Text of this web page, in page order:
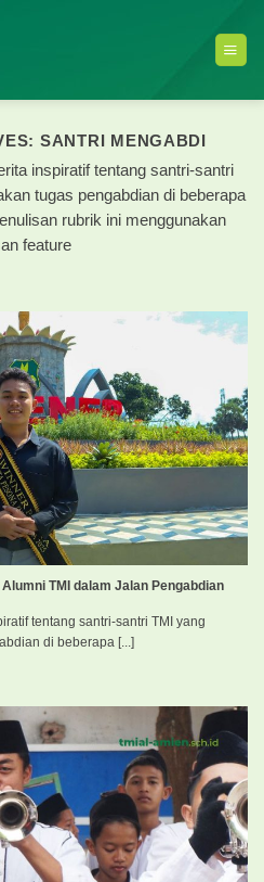
SANTRI MENGABDI
inspiratif tentang santri-santri
tugas pengabdian di beberapa
rubrik ini menggunakan
feature
TMI dalam Jalan Pengabdian
tentang santri-santri TMI yang
di beberapa [...]